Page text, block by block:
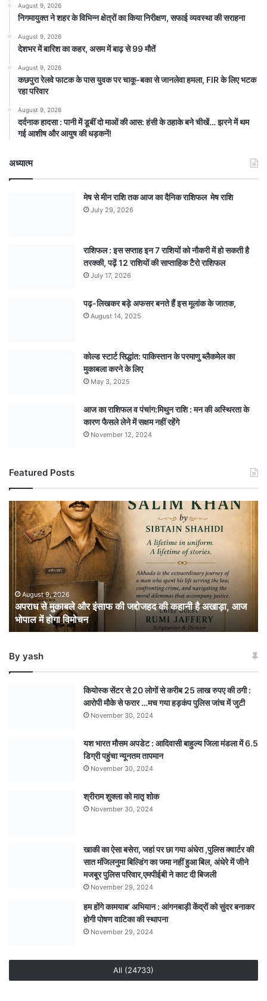
August 9, 2026
निगमायुक्त ने शहर के विभिन्न क्षेत्रों का किया निरीक्षण, सफाई व्यवस्था की सराहना
August 9, 2026
देशभर में बारिश का कहर, असम में बाढ़ से 99 मौतें
August 9, 2026
कछपुरा रेलवे फाटक के पास युवक पर चाकू-बका से जानलेवा हमला, FIR के लिए भटक
रहा परिवार
August 9, 2026
दर्दनाक हादसा : पानी में डूबीं दो माओं की आस: हंसी के ठहाके बने चीखें… झरने में थम
गई आशीष और आयुष की धड़कनें!
अध्यात्म
मेष से मीन राशि तक आज का दैनिक राशिफल मेष राशि
July 29, 2026
राशिफल : इस सप्ताह इन 7 राशियों को नौकरी में हो सकती है
तरक्की, पढ़ें 12 राशियों की साप्ताहिक टैरो राशिफल
July 17, 2026
पढ़-लिखकर बड़े अफसर बनते हैं इस मूलांक के जातक,
August 14, 2025
कोल्ड स्टार्ट सिद्धांत: पाकिस्तान के परमाणु ब्लैकमेल का
मुकाबला करने के लिए
May 3, 2025
आज का राशिफल व पंचांग:मिथुन राशि : मन की अस्थिरता के
कारण फैसले लेने में सक्षम नहीं रहेंगे
November 12, 2024
Featured Posts
अपराध
से
मुकाबले
की
कहानी
अखाड़ा,
भोपाल
August 9, 2026
अपराध से मुकाबले और इंसाफ की जद्दोजहद की कहानी है अखाड़ा, आज
भोपाल में होगा विमोचन
By yash
कियोस्क सेंटर से 20 लोगों से करीब 25 लाख रुपए की ठगी :
आरोपी मौके से फरार …मच गया हड़कंप पुलिस जांच में जुटी
November 30, 2024
यश भारत मौसम अपडेट : आदिवासी बाहुल्य जिला मंडला में 6.5
डिग्री पहुंचा न्यूनतम तापमान
November 30, 2024
श्रीराम शुक्ला को मातृ शोक
November 30, 2024
खाकी का ऐसा बसेरा, जहां पर छा गया अंधेरा ,पुलिस क्वार्टर की
सात मंजिलनुमा बिल्डिंग का जमा नहीं हुआ बिल, अंधेरे में जीने
मजबूर पुलिस परिवार,एमपीईबी ने काट दी बिजली
November 29, 2024
हम होंगे कामयाब’ अभियान : आंगनबाड़ी केंद्रों को सुंदर बनाकर
होगी पोषण वाटिका की स्थापना
November 29, 2024
All (24733)